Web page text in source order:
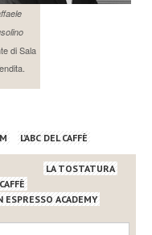
di Sala
L’ABC DEL CAFFÈ
LA TOSTATURA
ACADEMY